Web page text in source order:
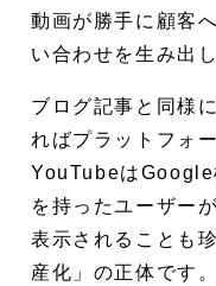
動画が勝手に顧客
い合わせを生み出
ブログ記事と同様
ればプラットフォ
YouTubeはGoogle
を持ったユーザー
表示されることも
産化」の正体です。